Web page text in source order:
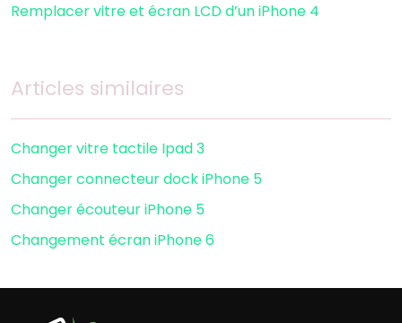
Remplacer vitre et écran LCD d’un iPhone 4
Articles similaires
Changer vitre tactile Ipad 3
Changer connecteur dock iPhone 5
Changer écouteur iPhone 5
Changement écran iPhone 6